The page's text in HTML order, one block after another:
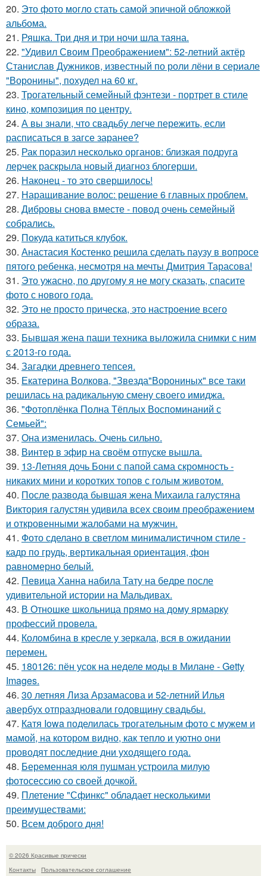
20. Это фото могло стать самой эпичной обложкой
альбома.
21. Ряшка. Три дня и три ночи шла таяна.
22. "Удивил Своим Преображением": 52-летний актёр
Станислав Дужников, известный по роли лёни в сериале
"Воронины", похудел на 60 кг.
23. Трогательный семейный фэнтези - портрет в стиле
кино, композиция по центру.
24. А вы знали, что свадьбу легче пережить, если
расписаться в загсе заранее?
25. Рак поразил несколько органов: близкая подруга
лерчек раскрыла новый диагноз блогерши.
26. Наконец - то это свершилось!
27. Наращивание волос: решение 6 главных проблем.
28. Дибровы снова вместе - повод очень семейный
собрались.
29. Покуда катиться клубок.
30. Анастасия Костенко решила сделать паузу в вопросе
пятого ребенка, несмотря на мечты Дмитрия Тарасова!
31. Это ужасно, по другому я не могу сказать, спасите
фото с нового года.
32. Это не просто прическа, это настроение всего
образа.
33. Бывшая жена паши техника выложила снимки с ним
с 2013-го года.
34. Загадки древнего тепсея.
35. Екатерина Волкова, "Звезда"Ворониных" все таки
решилась на радикальную смену своего имиджа.
36. "Фотоплёнка Полна Тёплых Воспоминаний с
Семьей":
37. Она изменилась. Очень сильно.
38. Винтер в эфир на своём отпуске вышла.
39. 13-Летняя дочь Бони с папой сама скромность -
никаких мини и коротких топов с голым животом.
40. После развода бывшая жена Михаила галустяна
Виктория галустян удивила всех своим преображением
и откровенными жалобами на мужчин.
41. Фото сделано в светлом минималистичном стиле -
кадр по грудь, вертикальная ориентация, фон
равномерно белый.
42. Певица Ханна набила Тату на бедре после
удивительной истории на Мальдивах.
43. В Отношке школьница прямо на дому ярмарку
профессий провела.
44. Коломбина в кресле у зеркала, вся в ожидании
перемен.
45. 180126: пён усок на неделе моды в Милане - Getty
Images.
46. 30 летняя Лиза Арзамасова и 52-летний Илья
авербух отпраздновали годовщину свадьбы.
47. Катя Iowa поделилась трогательным фото с мужем и
мамой, на котором видно, как тепло и уютно они
проводят последние дни уходящего года.
48. Беременная юля пушман устроила милую
фотосессию со своей дочкой.
49. Плетение "Сфинкс" обладает несколькими
преимуществами:
50. Всем доброго дня!
© 2026 Красивые прически
Контакты
Пользовательское соглашение